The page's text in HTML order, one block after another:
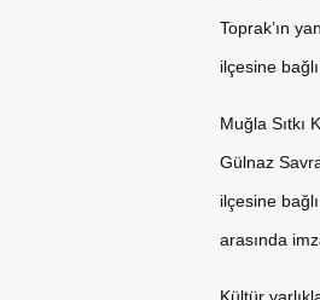
Toprak’ın
ilçesine
Muğla Sıtkı
Gülnaz
ilçesine
arasında
Kültür